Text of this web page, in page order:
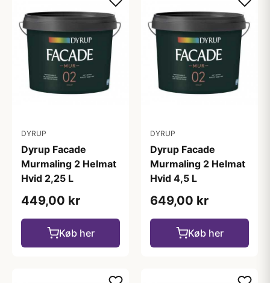
DYRUP
Dyrup Facade
Murmaling 2 Helmat
Hvid 2,25 L
449,00 kr
Køb her
DYRUP
Dyrup Facade
Murmaling 2 Helmat
Hvid 4,5 L
649,00 kr
Køb her